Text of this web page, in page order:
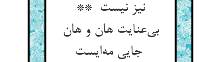
نیز نیست **
بی‌عنایت هان و هان